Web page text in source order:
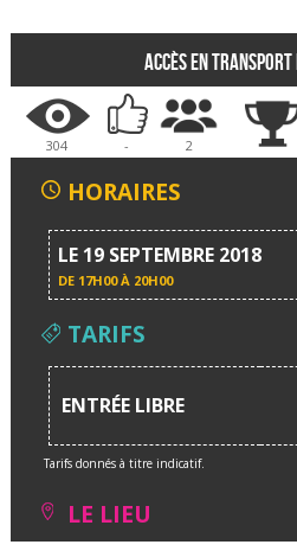
Accès en transport
304 - 2
HORAIRES
LE 19 SEPTEMBRE 2018
DE 17H00 À 20H00
TARIFS
ENTRÉE LIBRE
Tarifs donnés à titre indicatif.
LE LIEU